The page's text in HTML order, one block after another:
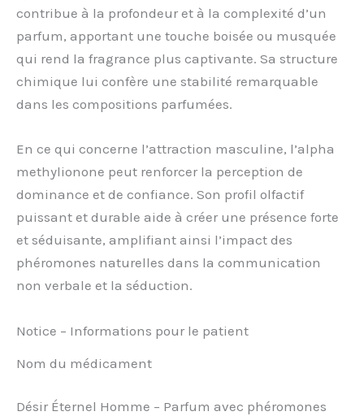
contribue à la profondeur et à la complexité d’un
parfum, apportant une touche boisée ou musquée
qui rend la fragrance plus captivante. Sa structure
chimique lui confère une stabilité remarquable
dans les compositions parfumées.
En ce qui concerne l’attraction masculine, l’alpha
methylionone peut renforcer la perception de
dominance et de confiance. Son profil olfactif
puissant et durable aide à créer une présence forte
et séduisante, amplifiant ainsi l’impact des
phéromones naturelles dans la communication
non verbale et la séduction.
Notice – Informations pour le patient
Nom du médicament
Désir Éternel Homme – Parfum avec phéromones